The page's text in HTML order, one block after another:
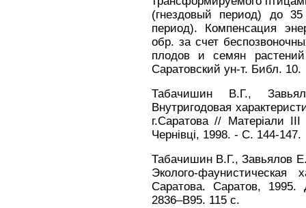
(гнездовый период) до
период). Компенсация
обр. за счет
плодов и семян
Саратовский ун-т. Библ. 10.
Табачишин В.Г.,
Внутригодовая
г.Саратова // Матерiали III
Чернiвцi, 1998. - С. 144-147.
Табачишин В.Г., Завьялов
Эколого-фаунистическая
Саратова. Саратов,
2836–В95. 115 с.